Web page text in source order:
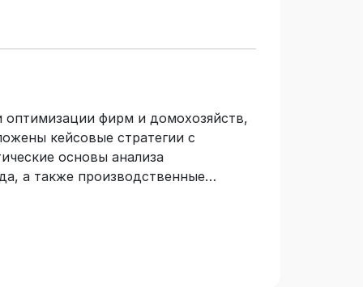
оптимизации фирм и домохозяйств,
кейсовые стратегии с
основы анализа
а также производственные
в форме
по программированию
интерпретацией и